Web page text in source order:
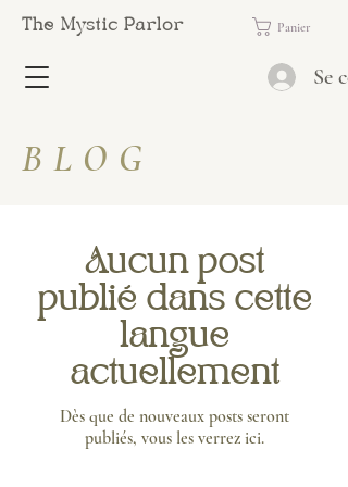
The Mystic Parlor Panier
Se
BLOG
Aucun post
publié dans cette
langue
actuellement
Dès que de nouveaux posts seront
publiés, vous les verrez ici.